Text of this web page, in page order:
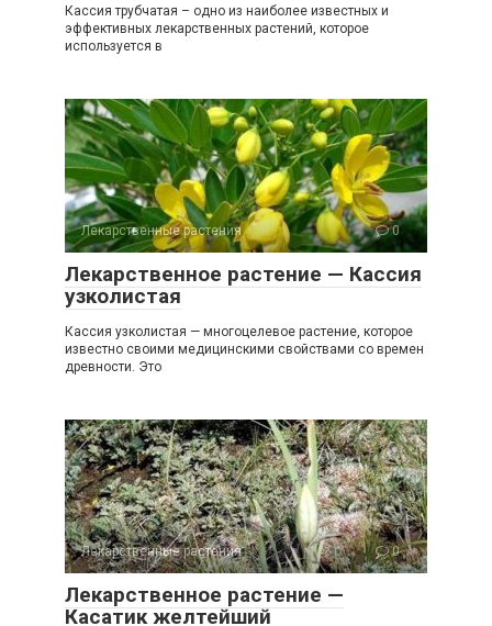
Кассия трубчатая – одно из наиболее известных и
эффективных лекарственных растений, которое
используется в
Лекарственные растения 0
Лекарственное растение — Кассия
узколистая
Кассия узколистая — многоцелевое растение, которое
известно своими медицинскими свойствами со времен
древности. Это
Лекарственные растения 0
Лекарственное растение —
Касатик желтейший